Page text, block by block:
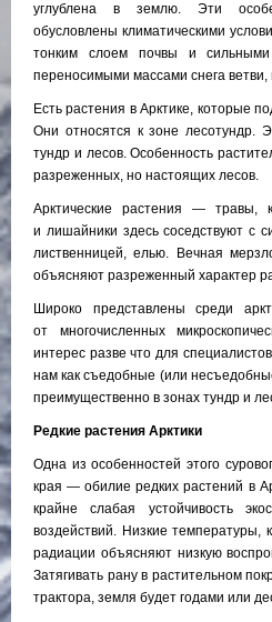
углублена в землю. Эти
обусловлены климатическими
тонким слоем почвы и
переносимыми массами снега
Есть растения в Арктике, которые
Они относятся к зоне лесотундр.
тундр и лесов. Особенность
разреженных, но настоящих лесов.
Арктические растения — травы,
и лишайники здесь соседствуют с
лиственницей, елью. Вечная
объясняют разреженный характер
Широко представлены среди
от многочисленных
интерес разве что для
нам как съедобные (или
преимущественно в зонах тундр и
Редкие растения Арктики
Одна из особенностей этого
края — обилие редких растений в
крайне слабая устойчивость
воздействий. Низкие температуры,
радиации объясняют низкую
Затягивать рану в растительном
трактора, земля будет годами или